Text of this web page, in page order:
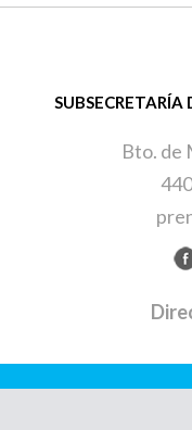
SUBSECRETARÍA
Bto. de